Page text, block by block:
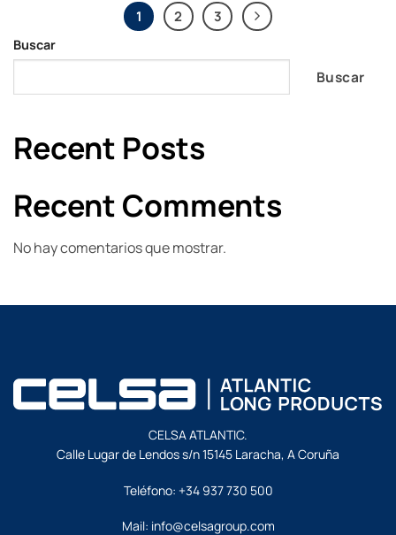
1 2 3
Buscar
Buscar
Recent Posts
Recent Comments
No hay comentarios que mostrar.
CELSA ATLANTIC.
Calle Lugar de Lendos s/n 15145 Laracha, A Coruña
Teléfono: +34 937 730 500
Mail: info@celsagroup.com